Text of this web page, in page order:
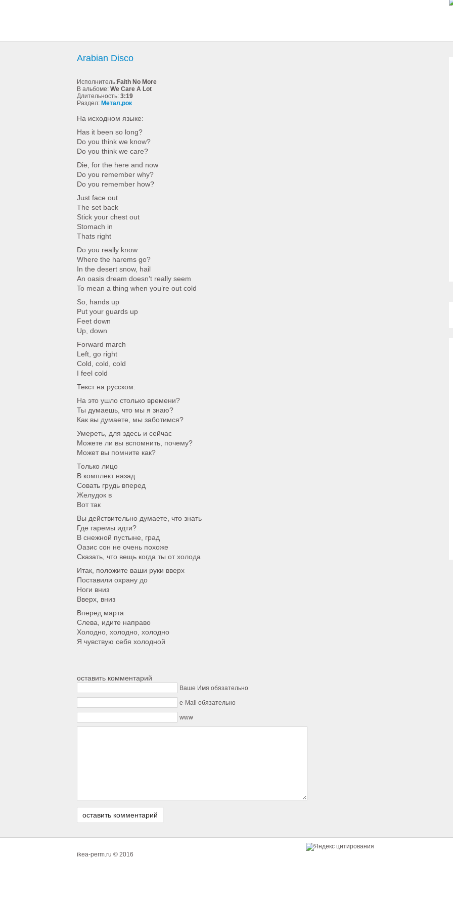
Arabian Disco
Исполнитель:Faith No More
В альбоме: We Care A Lot
Длительность: 3:19
Раздел: Метал,рок
На исходном языке:
Has it been so long?
Do you think we know?
Do you think we care?
Die, for the here and now
Do you remember why?
Do you remember how?
Just face out
The set back
Stick your chest out
Stomach in
Thats right
Do you really know
Where the harems go?
In the desert snow, hail
An oasis dream doesn’t really seem
To mean a thing when you’re out cold
So, hands up
Put your guards up
Feet down
Up, down
Forward march
Left, go right
Cold, cold, cold
I feel cold
Текст на русском:
На это ушло столько времени?
Ты думаешь, что мы я знаю?
Как вы думаете, мы заботимся?
Умереть, для здесь и сейчас
Можете ли вы вспомнить, почему?
Может вы помните как?
Только лицо
В комплект назад
Совать грудь вперед
Желудок в
Вот так
Вы действительно думаете, что знать
Где гаремы идти?
В снежной пустыне, град
Оазис сон не очень похоже
Сказать, что вещь когда ты от холода
Итак, положите ваши руки вверх
Поставили охрану до
Ноги вниз
Вверх, вниз
Вперед марта
Слева, идите направо
Холодно, холодно, холодно
Я чувствую себя холодной
оставить комментарий
Ваше Имя обязательно
e-Mail обязательно
www
ikea-perm.ru © 2016